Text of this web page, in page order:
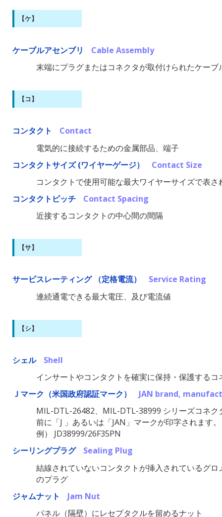
【ケ】
ケーブルアセンブリ
Cable Assembly
末端にプラグまたはコネクタが取付けられたケーブ
【コ】
コンタクト
Contact
電気的に接続するための金属部品、端子
コンタクトサイズ (ワイヤーゲージ）
Contact Size
コンタクトで使用可能な最大ワイヤーサイズで表さ
コンタクトピッチ
Contact Spacing
近接するコンタクトの中心間の間隔
【サ】
サービスレーティング （定格電流）
Service Rating
連続通電できる最大電圧、及び電流値
【シ】
シェル
Shell
インサートやコンタクトを確実に保持・保護するコ
Ｊマーク（米国政府認証マーク）
JAN brand,
MIL-DTL-26482、MIL-DTL-38999 シリーズコネク
前に「J 」あるいは「JAN」マークが印字されます。
例） JD38999/26F35PN
シーリングプラグ
Sealing Plug
結線されていないコンタクトが挿入されているグ
のプラグ
ジャムナット
Jam Nut
パネル（隔壁）にレセプタクルを留めるナット